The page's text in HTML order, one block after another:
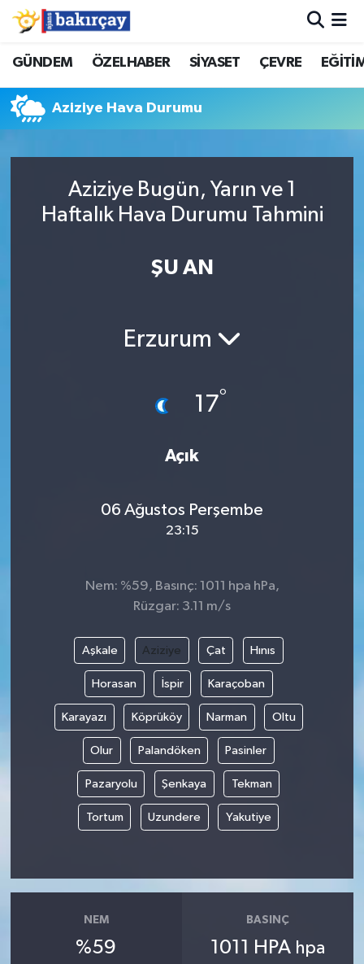
GÜNDEM ÖZELHABER SİYASET ÇEVRE
Aziziye Hava Durumu
Aziziye Bugün, Yarın ve 1
Haftalık Hava Durumu Tahmini
ŞU AN
Erzurum
17°
Açık
06 Ağustos Perşembe
23:15
Nem: %59, Basınç: 1011 hpa hPa,
Rüzgar: 3.11 m/s
Aşkale Aziziye Çat Hınıs
Horasan İspir Karaçoban
Karayazı Köprüköy Narman Oltu
Olur Palandöken Pasinler
Pazaryolu Şenkaya Tekman
Tortum Uzundere Yakutiye
NEM
%59
BASINÇ
1011 HPA hpa
İzmir Nöbetçi Eczaneler
İzmir Hava Durumu
İzmir Trafik Yoğunluk Haritası